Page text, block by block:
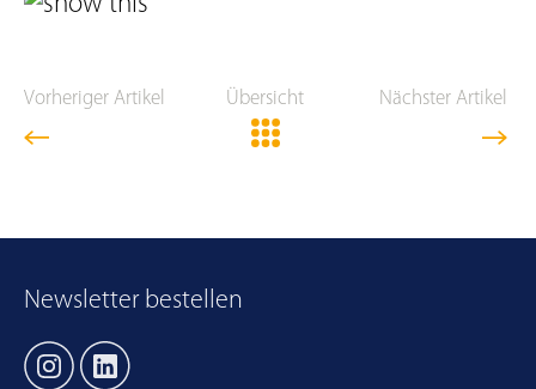
Vorheriger Artikel Übersicht Nächster Artikel
Newsletter bestellen